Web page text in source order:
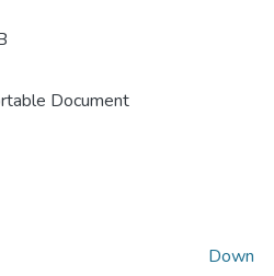
Document
Down